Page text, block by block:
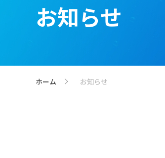
お知らせ
ホーム お知らせ